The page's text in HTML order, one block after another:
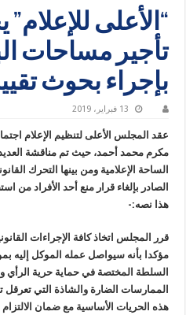
“الأعلى
تأجير مساحات
بإجراء بحوث
13 فبراير، 2019
عقد المجلس الأعلى لتنظيم الإعلام
مكرم محمد أحمد، حيث تم مناقشة
الساحة الإعلامية ومن بينها التحرك
الصادر بإلغاء قرار منع أحد الأفراد من
هذا نصه:-
قرر المجلس اتخاذ كافة الإجراءات
مؤكدا بأنه سيواصل عمله الموكل إليه
السلطة المختصة في حماية حرية الرأي
الممارسات الضارة والشاذة التي تعرقل
هذه الحريات الأساسية مع ضمان الالتزام